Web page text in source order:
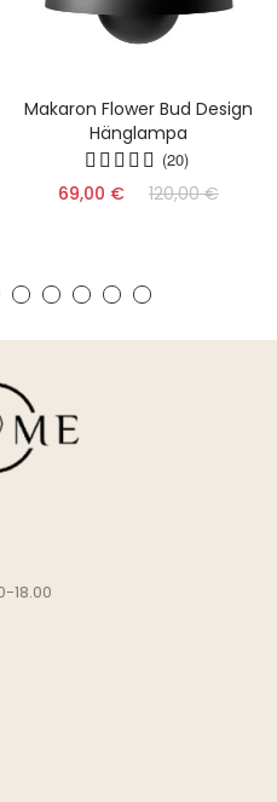
Makaron Flower Bud Design
Hänglampa
(20)
69,00 € 120,00 €
18.00